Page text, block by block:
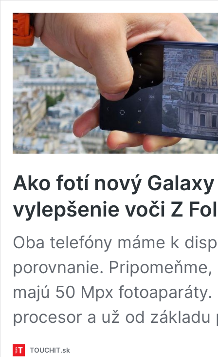
Ako fotí nový
vylepšenie voči Z
Oba telefóny máme k
porovnanie.
majú 50 Mpx
procesor a už od
TOUCHIT.sk